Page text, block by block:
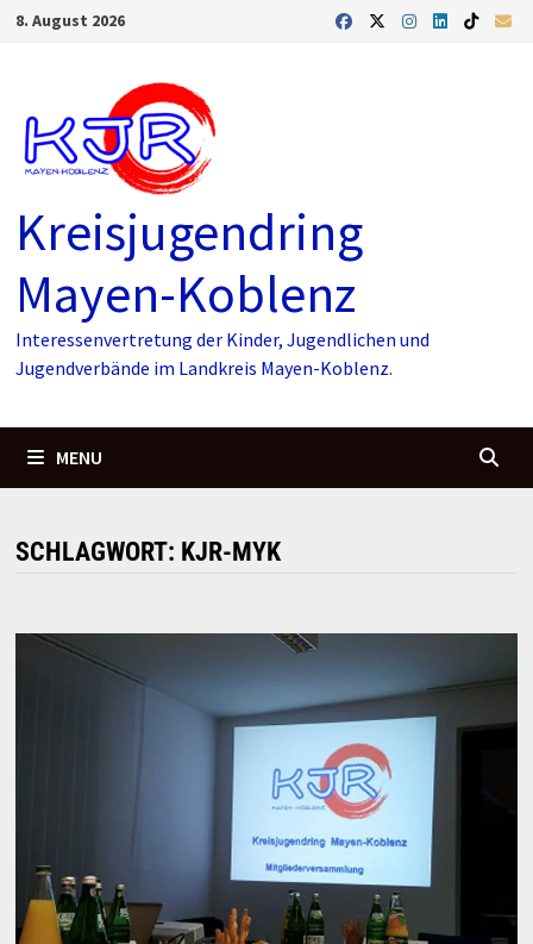
Skip8. August 2026
Kreisjugendring
Mayen-Koblenz
Interessenvertretung der Kinder, Jugendlichen und
Jugendverbände im Landkreis Mayen-Koblenz.
MENU
SCHLAGWORT: KJR-MYK